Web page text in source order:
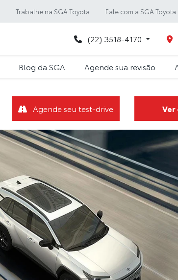
Trabalhe na SGA Toyota Fale com a SGA Toyota
(22) 3518-4170
Blog da SGA Agende sua revisão
Agende seu test-drive